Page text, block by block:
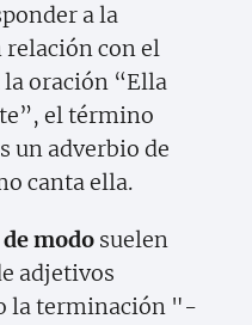
a la
con el
oración “Ella
el término
un adverbio de
canta ella.
modo suelen
adjetivos
la terminación "-